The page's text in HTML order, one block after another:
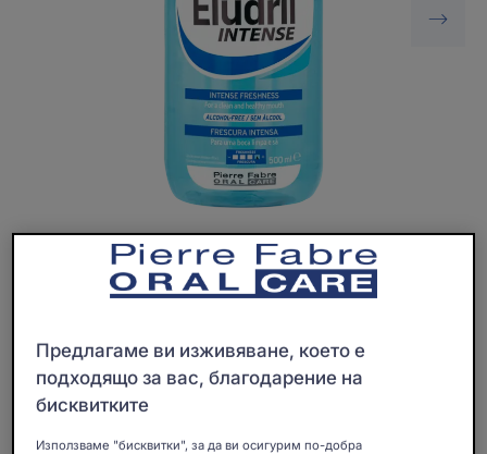
Вода за уста, която ограничава развитието на
Иновативна охлаждаща технология, свеж ментов
Предлагаме ви изживяване, което е
подходящо за вас, благодарение на
бисквитките
Използваме "бисквитки", за да ви осигурим по-добра